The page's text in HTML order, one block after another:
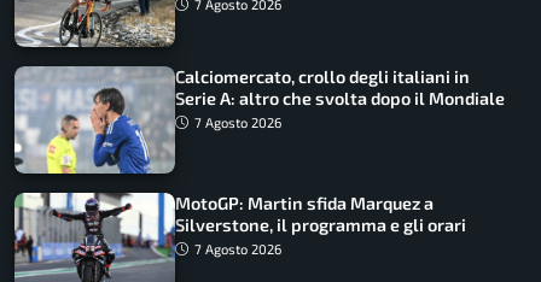
7 Agosto 2026
Calciomercato, crollo degli italiani in
Serie A: altro che svolta dopo il Mondiale
7 Agosto 2026
MotoGP: Martin sfida Marquez a
Silverstone, il programma e gli orari
7 Agosto 2026